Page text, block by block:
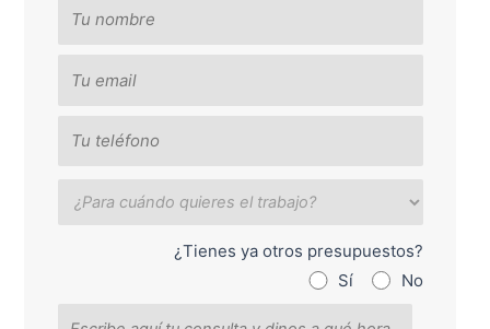
¿Tienes ya otros presupuestos?
Sí
No